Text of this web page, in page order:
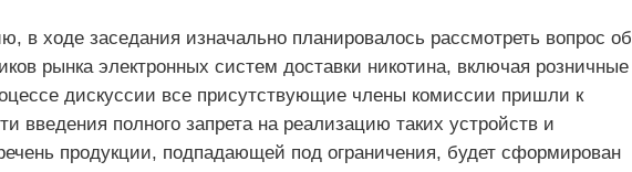
в ходе заседания изначально планировалось рассмотреть вопрос об
рынка электронных систем доставки никотина, включая розничные
дискуссии все присутствующие члены комиссии пришли к
введения полного запрета на реализацию таких устройств и
продукции, подпадающей под ограничения, будет сформирован